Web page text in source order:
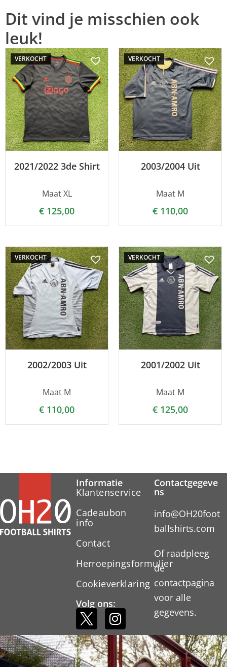
Dit vind je misschien ook
leuk!
VERKOCHT
2021/2022 3de Shirt
Maat XL
€ 125,00
VERKOCHT
2003/2004 Uit
Maat M
€ 110,00
VERKOCHT
2002/2003 Uit
Maat M
€ 110,00
VERKOCHT
2001/2002 Uit
Maat M
€ 125,00
Informatie
Klantenservice
Cadeaubon
info
Contact
Herroepingsformulier
Cookieverklaring
Volg ons:
Contactgegeve
ns
info@OH20foot
ballshirts.com
Of raadpleeg
de
contactpagina
voor alle
gegevens.